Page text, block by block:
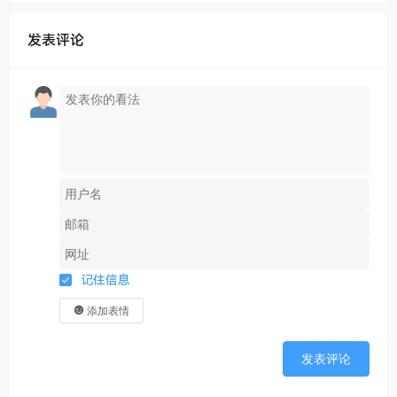
发表评论
记住信息
添加表情
发表评论